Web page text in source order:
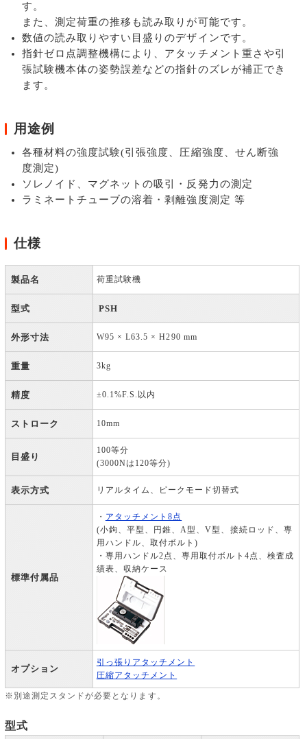
す。
また、測定荷重の推移も読み取りが可能です。
数値の読み取りやすい目盛りのデザインです。
指針ゼロ点調整機構により、アタッチメント重さや引
張試験機本体の姿勢誤差などの指針のズレが補正でき
ます。
用途例
各種材料の強度試験(引張強度、圧縮強度、せん断強
度測定)
ソレノイド、マグネットの吸引・反発力の測定
ラミネートチューブの溶着・剥離強度測定 等
仕様
製品名 荷重試験機
型式 PSH
外形寸法 W95 × L63.5 × H290 mm
重量 3kg
精度 ±0.1%F.S.以内
ストローク 10mm
目盛り
100等分
(3000Nは120等分)
表示方式 リアルタイム、ピークモード切替式
標準付属品
・ アタッチメント8点
(小鉤、平型、円錐、A型、V型、接続ロッド、専
用ハンドル、取付ボルト)
・専用ハンドル2点、専用取付ボルト4点、検査成
績表、収納ケース
オプション
引っ張りアタッチメント
圧縮アタッチメント
※別途測定スタンドが必要となります。
型式